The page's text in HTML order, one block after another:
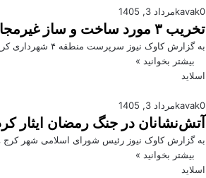
kavakمرداد 3, 1405 0
تخریب ۳ مورد ساخت و ساز غیرمجاز در منطقه ۴
به گزارش کاوک نیوز سرپرست منطقه ۴ شهرداری کرج با اشاره به اجرای عملیات تخریب سه مورد ساخت‌وساز غیرمجاز در…
بیشتر بخوانید »
اسلاید
kavakمرداد 3, 1405 0
آتش‌نشانان در جنگ رمضان ایثار
به گزارش کاوک نیوز رئیس شورای اسلامی شهر کرج
بیشتر بخوانید »
اسلاید